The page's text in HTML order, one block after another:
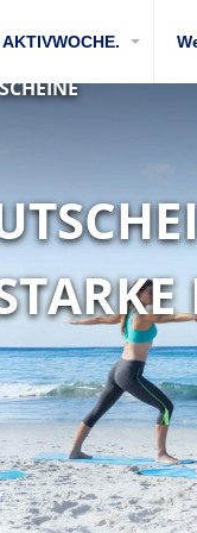
AKTIVWOCHE.